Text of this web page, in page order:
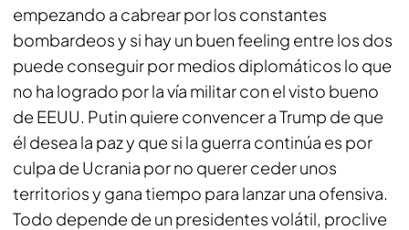
empezando a cabrear por los constantes
bombardeos y si hay un buen feeling entre los dos
puede conseguir por medios diplomáticos lo que
no ha logrado por la vía militar con el visto bueno
de EEUU. Putin quiere convencer a Trump de que
él desea la paz y que si la guerra continúa es por
culpa de Ucrania por no querer ceder unos
territorios y gana tiempo para lanzar una ofensiva.
Todo depende de un presidentes volátil, proclive